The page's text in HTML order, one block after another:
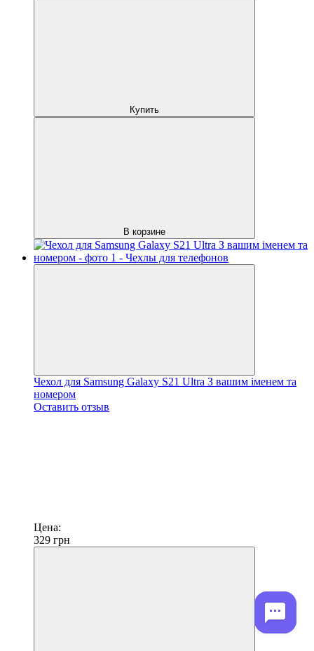
Купить
В корзине
Чехол для Samsung Galaxy S21 Ultra З вашим іменем та
номером
Оставить отзыв
Цена:
329 грн